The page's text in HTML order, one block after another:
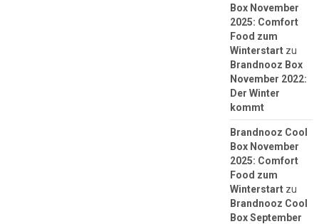
Box November
2025: Comfort
Food zum
Winterstartzu
Brandnooz Box
November 2022:
Der Winter
kommt
Brandnooz Cool
Box November
2025: Comfort
Food zum
Winterstartzu
Brandnooz Cool
Box September